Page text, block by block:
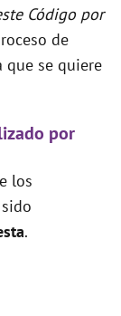
Código por
de
que se quiere
por
los
.